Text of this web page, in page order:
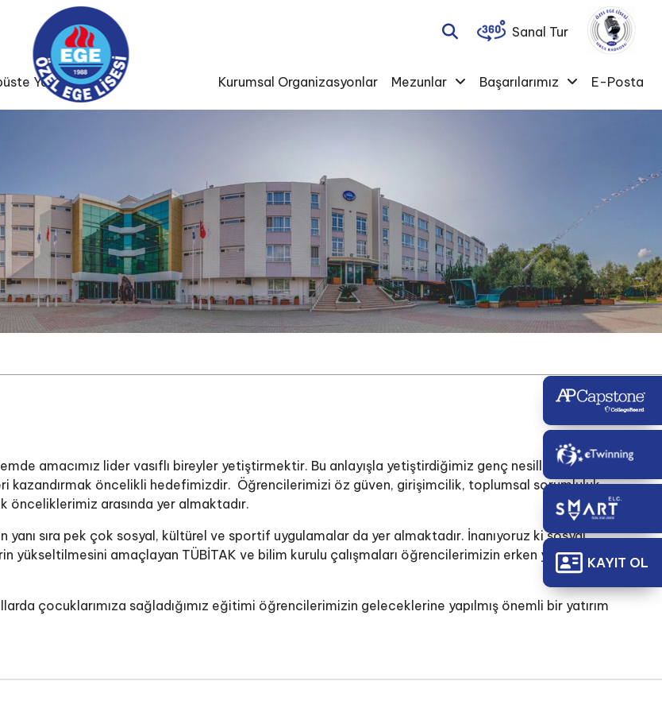
Sanal Tur
Yaşam Kurumsal Organizasyonlar Mezunlar Başarılarımız E-Posta
amacımız lider vasıflı bireyler yetiştirmektir. Bu anlayışla yetiştirdiğimiz genç nesillere yaşam
kazandırmak öncelikli hedefimizdir. Öğrencilerimizi öz güven, girişimcilik, toplumsal sorumluluk,
önceliklerimiz arasında yer almaktadır.
sıra pek çok sosyal, kültürel ve sportif uygulamalar da yer almaktadır. İnanıyoruz ki sosyal
amaçlayan TÜBİTAK ve bilim kurulu çalışmaları öğrencilerimizin erken yaşlarda
çocuklarımıza sağladığımız eğitimi öğrencilerimizin geleceklerine yapılmış önemli bir yatırım
KAYIT OL